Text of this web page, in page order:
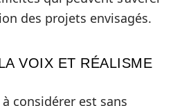
des projets envisagés.
VOIX ET RÉALISME
considérer est sans